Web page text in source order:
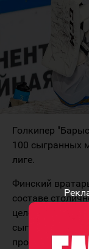
Голкипер
100 сыгранных
лиге.
Финский
составе
целом в лиге
сыграл на
провёл на льду